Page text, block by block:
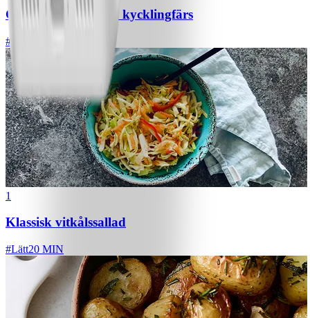
Chili con carne med kycklingfärs
#
1
Klassisk vitkålssallad
#Lätt20 MIN